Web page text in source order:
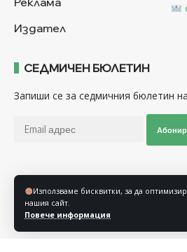
Използваме бисквитки, за да
нашия сайт.
Повече информация
Издател
СЕДМИЧЕН БЮЛЕТИН
Запиши се за седмичния бюлетин